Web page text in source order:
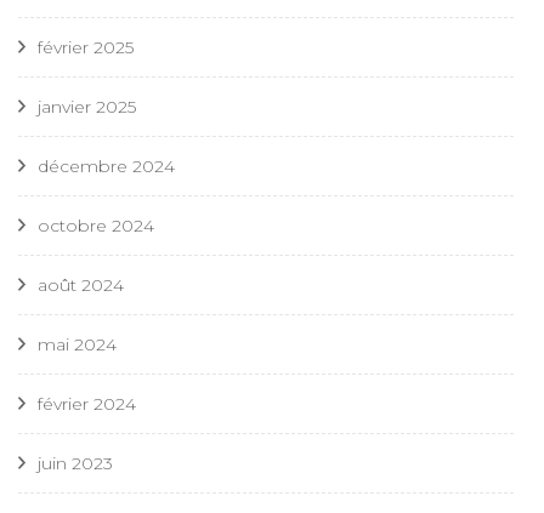
février 2025
janvier 2025
décembre 2024
octobre 2024
août 2024
mai 2024
février 2024
juin 2023